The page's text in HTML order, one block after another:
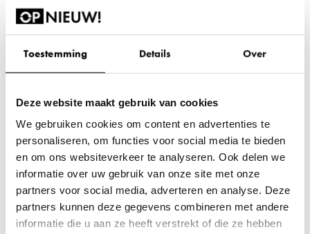
Toestemming Details Over
Deze website maakt gebruik van cookies
We gebruiken cookies om content en advertenties te
personaliseren, om functies voor social media te bieden
en om ons websiteverkeer te analyseren. Ook delen we
informatie over uw gebruik van onze site met onze
partners voor social media, adverteren en analyse. Deze
partners kunnen deze gegevens combineren met andere
informatie die u aan ze heeft verstrekt of die ze hebben